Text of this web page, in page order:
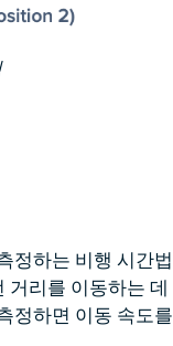
정하는 비행 시간법
거리를 이동하는 데
정하면 이동 속도를